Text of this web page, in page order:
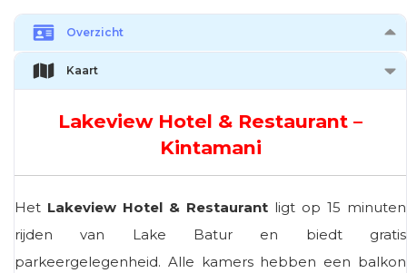
Overzicht
Kaart
Lakeview Hotel & Restaurant –
Kintamani
Het Lakeview Hotel & Restaurant ligt op 15 minuten
rijden van Lake Batur en biedt gratis
parkeergelegenheid. Alle kamers hebben een balkon